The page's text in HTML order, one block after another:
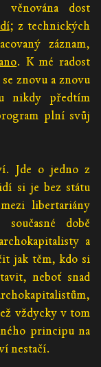
dost
; z technických
záznam,
. K mé radost
znovu a znovu
nikdy předtím
plní svůj
Jde o jedno z
si je bez státu
libertariány
době
a
jak těm, kdo si
neboť snad
vždycky v tom
principu na
nestačí.